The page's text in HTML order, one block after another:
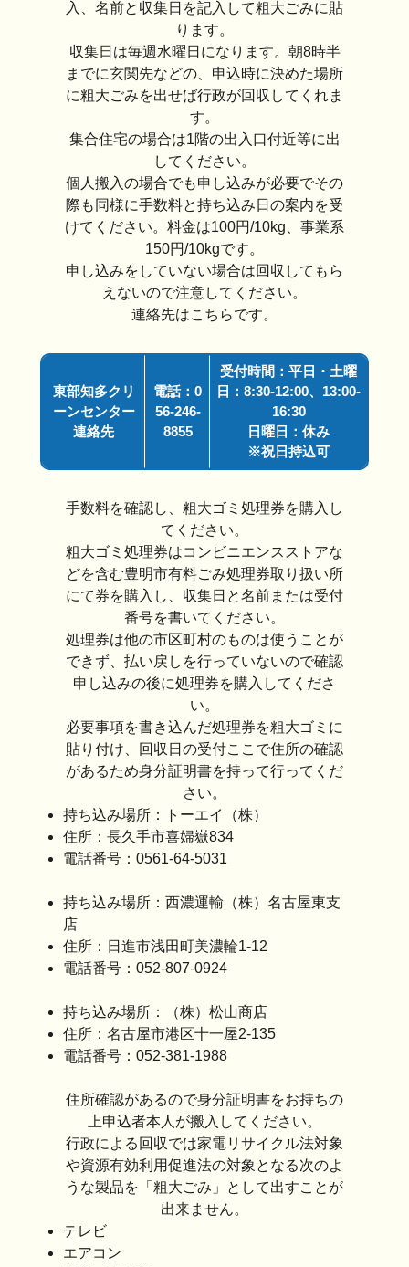
入、名前と収集日を記入して粗大ごみに貼
ります。
収集日は毎週水曜日になります。朝8時半
までに玄関先などの、申込時に決めた場所
に粗大ごみを出せば行政が回収してくれま
す。
集合住宅の場合は1階の出入口付近等に出
してください。
個人搬入の場合でも申し込みが必要でその
際も同様に手数料と持ち込み日の案内を受
けてください。料金は100円/10kg、事業系
150円/10kgです。
申し込みをしていない場合は回収してもら
えないので注意してください。
連絡先はこちらです。
東部知多クリ
ーンセンター
連絡先
電話：0
56-246-
8855
受付時間：平日・土曜
日：8:30-12:00、13:00-
16:30
日曜日：休み
※祝日持込可
手数料を確認し、粗大ゴミ処理券を購入し
てください。
粗大ゴミ処理券はコンビニエンスストアな
どを含む豊明市有料ごみ処理券取り扱い所
にて券を購入し、収集日と名前または受付
番号を書いてください。
処理券は他の市区町村のものは使うことが
できず、払い戻しを行っていないので確認
申し込みの後に処理券を購入してくださ
い。
必要事項を書き込んだ処理券を粗大ゴミに
貼り付け、回収日の受付ここで住所の確認
があるため身分証明書を持って行ってくだ
さい。
持ち込み場所：トーエイ（株）
住所：長久手市喜婦嶽834
電話番号：0561-64-5031
持ち込み場所：西濃運輸（株）名古屋東支
店
住所：日進市浅田町美濃輪1-12
電話番号：052-807-0924
持ち込み場所：（株）松山商店
住所：名古屋市港区十一屋2-135
電話番号：052-381-1988
住所確認があるので身分証明書をお持ちの
上申込者本人が搬入してください。
行政による回収では家電リサイクル法対象
や資源有効利用促進法の対象となる次のよ
うな製品を「粗大ごみ」として出すことが
出来ません。
テレビ
エアコン